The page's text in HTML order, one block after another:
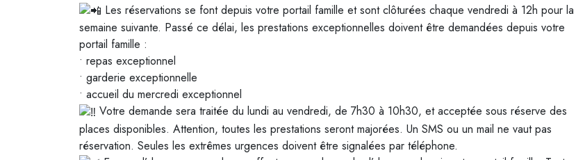
Les réservations se font depuis votre portail famille et sont clôturées chaque vendredi à 12h pour la
semaine suivante. Passé ce délai, les prestations exceptionnelles doivent être demandées depuis votre
portail famille :
• repas exceptionnel
• garderie exceptionnelle
• accueil du mercredi exceptionnel
Votre demande sera traitée du lundi au vendredi, de 7h30 à 10h30, et acceptée sous réserve des
places disponibles. Attention, toutes les prestations seront majorées. Un SMS ou un mail ne vaut pas
réservation. Seules les extrêmes urgences doivent être signalées par téléphone.